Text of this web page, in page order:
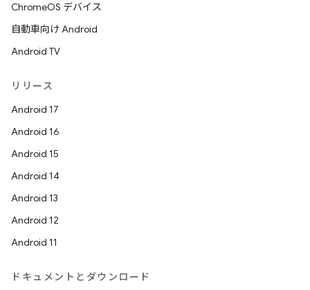
ChromeOS デバイス
自動車向け Android
Android TV
リリース
Android 17
Android 16
Android 15
Android 14
Android 13
Android 12
Android 11
ドキュメントとダウンロード